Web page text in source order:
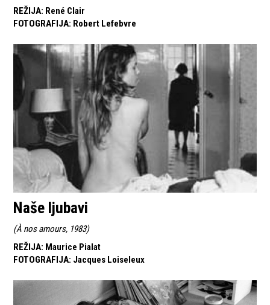
REŽIJA: René Clair
FOTOGRAFIJA: Robert Lefebvre
Naše ljubavi
(À nos amours, 1983)
REŽIJA: Maurice Pialat
FOTOGRAFIJA: Jacques Loiseleux